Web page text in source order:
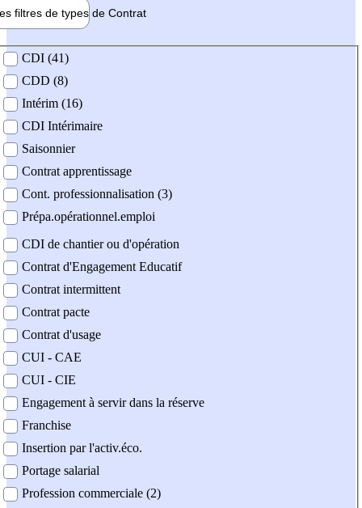
filtres de types de Contrat
contrat
CDI (41)
CDD (8)
Intérim (16)
CDI Intérimaire
Saisonnier
Contrat apprentissage
Cont. professionnalisation (3)
Prépa.opérationnel.emploi
CDI de chantier ou d'opération
Contrat d'Engagement Educatif
Contrat intermittent
Contrat pacte
Contrat d'usage
CUI - CAE
CUI - CIE
Engagement à servir dans la réserve
Franchise
Insertion par l'activ.éco.
Portage salarial
Profession commerciale (2)